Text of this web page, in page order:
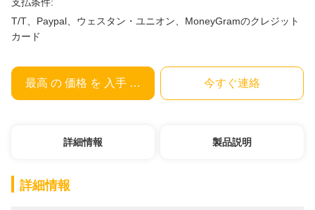
T/T、Paypal、ウェスタン・ユニオン、MoneyGramのクレジット
カード
最高 の 価格 を 入手 する 今すぐ連絡
詳細情報 製品説明
詳細情報